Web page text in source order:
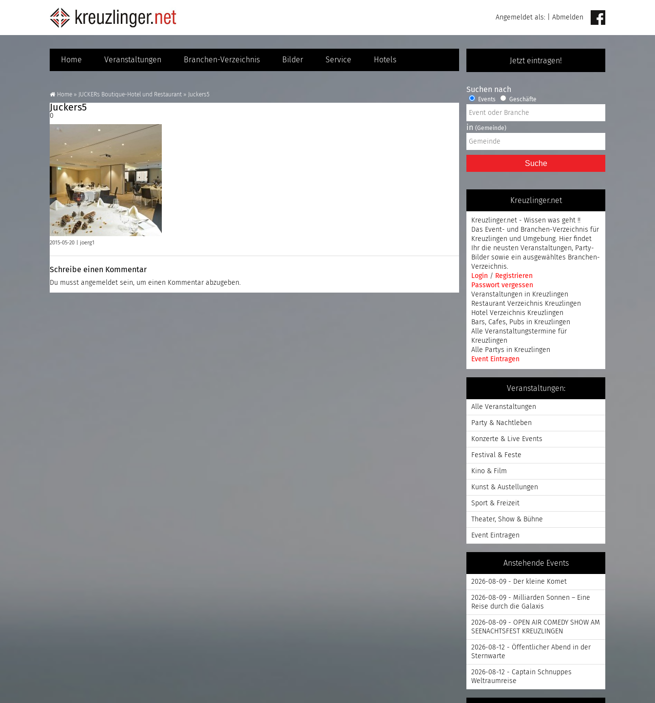
Angemeldet als: Abmelden
Jetzt eintragen!
Home Veranstaltungen Branchen-Verzeichnis Bilder Service Hotels
Home » JUCKERs Boutique-Hotel und Restaurant » Juckers5
Juckers5
0
2015-05-20 | joerg1
Schreibe einen Kommentar
Du musst angemeldet sein, um einen Kommentar abzugeben.
Suchen nach
Events Geschäfte
in (Gemeinde)
Suche
Kreuzlinger.net
Kreuzlinger.net - Wissen was geht !!
Das Event- und Branchen-Verzeichnis für
Kreuzlingen und Umgebung. Hier findet
Ihr die neusten Veranstaltungen, Party-
Bilder sowie ein ausgewähltes Branchen-
Verzeichnis.
Login / Registrieren
Passwort vergessen
Veranstaltungen in Kreuzlingen
Restaurant Verzeichnis Kreuzlingen
Hotel Verzeichnis Kreuzlingen
Bars, Cafes, Pubs in Kreuzlingen
Alle Veranstaltungstermine für
Kreuzlingen
Alle Partys in Kreuzlingen
Event Eintragen
Veranstaltungen:
Alle Veranstaltungen
Party & Nachtleben
Konzerte & Live Events
Festival & Feste
Kino & Film
Kunst & Austellungen
Sport & Freizeit
Theater, Show & Bühne
Event Eintragen
Anstehende Events
2026-08-09 - Der kleine Komet
2026-08-09 - Milliarden Sonnen – Eine
Reise durch die Galaxis
2026-08-09 - OPEN AIR COMEDY SHOW AM
SEENACHTSFEST KREUZLINGEN
2026-08-12 - Öffentlicher Abend in der
Sternwarte
2026-08-12 - Captain Schnuppes
Weltraumreise